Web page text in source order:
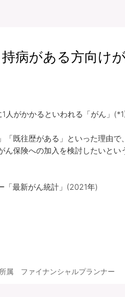
持病がある方向け
人がかかるといわれる「がん」
「既往歴がある」といった理由
ん保険への加入を検討したいと
「最新がん統計」(2021年)
属 ファイナンシャルプランナー